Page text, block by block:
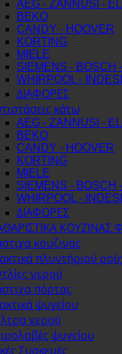
AEG - ZANNUSI -
BEKO
CANDY - HOOVER
KORTING
MIELE
SIEMENS - BOSCH
WHIRPOOL -
ΔΙΑΦΟΡΕΣ
κάτω
AEG - ZANNUSI -
BEKO
CANDY - HOOVER
KORTING
MIELE
SIEMENS - BOSCH
WHIRPOOL -
ΔΙΑΦΟΡΕΣ
ΚΟΥΖΙΝΑΣ
κουζινας
πλυντήριού
νερού
πόρτας
ψυγείου
νερού
ψυγείου
Συσκευές